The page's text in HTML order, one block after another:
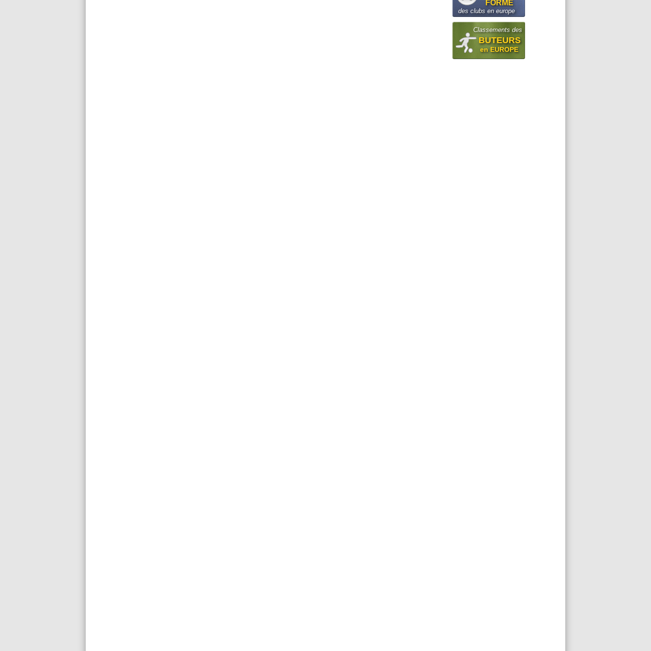
FORME
des clubs en europe
Classements des
BUTEURS
en EUROPE